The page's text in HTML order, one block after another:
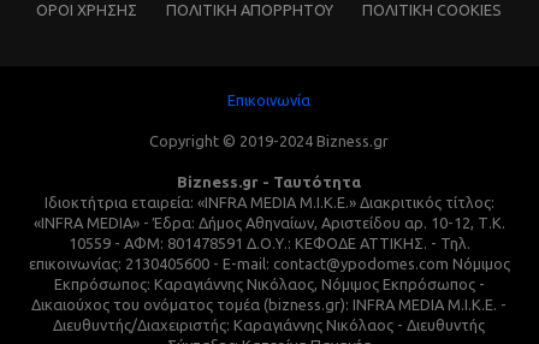
ΌΡΟΙ ΧΡΗΣΗΣ ΠΟΛΙΤΙΚΗ ΑΠΟΡΡΗΤΟΥ ΠΟΛΙΤΙΚΗ COOKIES
Επικοινωνία
Copyright © 2019-2024 Bizness.gr
Bizness.gr - Ταυτότητα
Ιδιοκτήτρια εταιρεία: «INFRA MEDIA M.I.K.E.» Διακριτικός τίτλος:
«INFRA MEDIA» - Έδρα: Δήμος Αθηναίων, Αριστείδου αρ. 10-12, Τ.Κ.
10559 - ΑΦΜ: 801478591 Δ.Ο.Υ.: ΚΕΦΟΔΕ ΑΤΤΙΚΗΣ. - Τηλ.
επικοινωνίας: 2130405600 - E-mail: contact@ypodomes.com Νόμιμος
Εκπρόσωπος: Καραγιάννης Νικόλαος, Νόμιμος Εκπρόσωπος -
Δικαιούχος του ονόματος τομέα (bizness.gr): INFRA MEDIA M.I.K.E. -
Διευθυντής/Διαχειριστής: Καραγιάννης Νικόλαος - Διευθυντής